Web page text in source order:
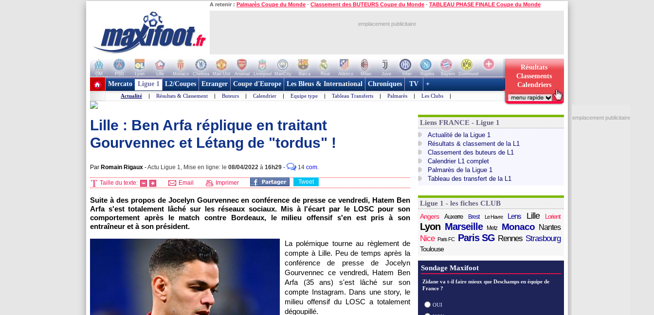
A retenir : Palmarès Coupe du Monde - Classement des BUTEURS Coupe du Monde - TABLEAU PHASE FINALE Coupe du Monde
emplacement publicitaire
OM PSG Lyon Lille Monaco Chelsea Man Utd Arsenal Liverpool ManCity Barca Real Atletico Milan Juve Inter Naples Bayern
Dortmund
+ de clubs
Résultats
Classements
Calendriers
Mercato Ligue 1 L2/Coupes Etranger Coupe d'Europe Les Bleus & International Chroniques TV +
Actualité | Résultats & Classement | Buteurs | Calendrier | Equipe type | Tableau Transferts | Palmarès | Les Clubs |
Lille : Ben Arfa réplique en traitant
Gourvennec et Létang de "tordus" !
Par Romain Rigaux -Actu Ligue 1, Mise en ligne: le 08/04/2022 à 16h29 - 14 com.
Taille du texte: Email Imprimer Tweet
Suite à des propos de Jocelyn Gourvennec en conférence de presse ce vendredi, Hatem Ben
Arfa s'est totalement lâché sur les réseaux sociaux. Mis à l'écart par le LOSC pour son
comportement après le match contre Bordeaux, le milieu offensif s'en est pris à son
entraîneur et à son président.
La polémique tourne au règlement de
compte à Lille. Peu de temps après la
conférence de presse de Jocelyn
Gourvennec ce vendredi, Hatem Ben
Arfa (35 ans) s'est lâché sur son
compte Instagram. Dans une story, le
milieu offensif du LOSC a totalement
dégoupillé.
Liens FRANCE - Ligue 1
Actualité de la Ligue 1
Résultats & classement de la L1
Classement des buteurs de L1
Calendrier L1 complet
Palmarès de la Ligue 1
Tableau des transfert de la L1
Ligue 1 - les fiches CLUB
Angers
Auxerre Brest Le Havre Lens Lille Lorient
Lyon Marseille Metz Monaco Nantes
Nice Paris FC Paris SG Rennes Strasbourg
Toulouse
Sondage Maxifoot
Zidane va t-il faire mieux que Deschamps en équipe de
France ?
OUI
emplacement publicitaire